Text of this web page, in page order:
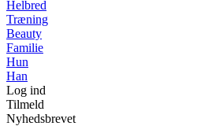
Helbred
Træning
Beauty
Familie
Hun
Han
Log ind
Tilmeld
Nyhedsbrevet